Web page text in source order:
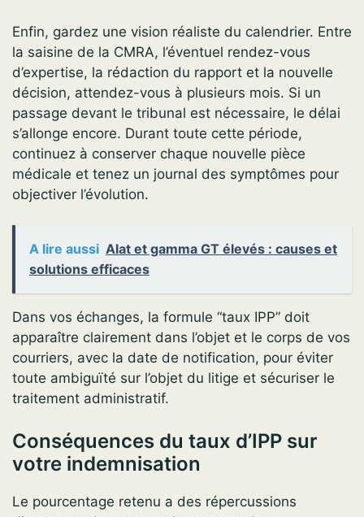
Enfin, gardez une vision réaliste du calendrier. Entre
la saisine de la CMRA, l’éventuel rendez-vous
d’expertise, la rédaction du rapport et la nouvelle
décision, attendez-vous à plusieurs mois. Si un
passage devant le tribunal est nécessaire, le délai
s’allonge encore. Durant toute cette période,
continuez à conserver chaque nouvelle pièce
médicale et tenez un journal des symptômes pour
objectiver l’évolution.
A lire aussi Alat et gamma GT élevés : causes et
solutions efficaces
Dans vos échanges, la formule “taux IPP” doit
apparaître clairement dans l’objet et le corps de vos
courriers, avec la date de notification, pour éviter
toute ambiguïté sur l’objet du litige et sécuriser le
traitement administratif.
Conséquences du taux d’IPP sur
votre indemnisation
Le pourcentage retenu a des répercussions